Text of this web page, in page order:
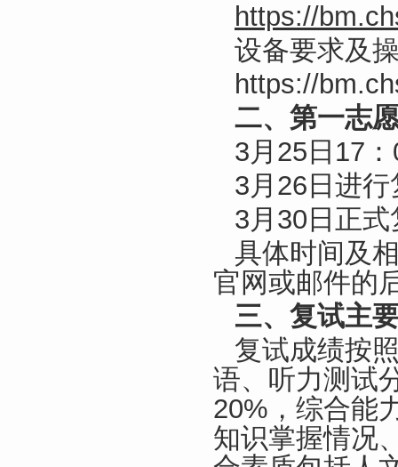
https://
设备要求及
https://
二、第一志
3月25日17
3月26日进
3月30日正式
具体时间及
官网或邮件的
三、复试主
复试成绩按
语、听力测试
20%，综合能
知识掌握情况